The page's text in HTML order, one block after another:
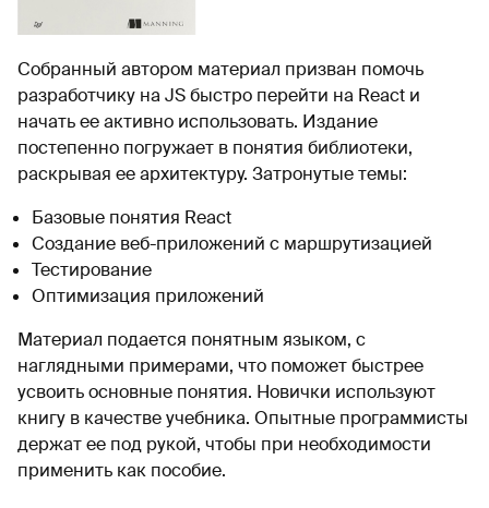
Собранный автором материал призван помочь
разработчику на JS быстро перейти на React и
начать ее активно использовать. Издание
постепенно погружает в понятия библиотеки,
раскрывая ее архитектуру. Затронутые темы:
Базовые понятия React
Создание веб-приложений с маршрутизацией
Тестирование
Оптимизация приложений
Материал подается понятным языком, с
наглядными примерами, что поможет быстрее
усвоить основные понятия. Новички используют
книгу в качестве учебника. Опытные программисты
держат ее под рукой, чтобы при необходимости
применить как пособие.